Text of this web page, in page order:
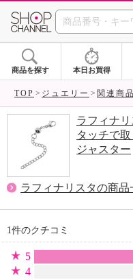
商品を探す 本日お買得
TOP ジュエリー 関連商
ラフィナ
タッチで
ジャスター
ラフィナリスタの商品
1件のクチコミ
5
4